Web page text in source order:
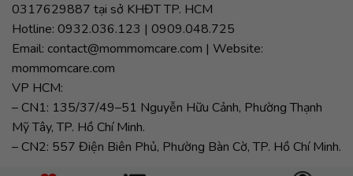
0317629887 tại sở KHĐT TP. HCM
Hotline: 0932.036.123 | 0909.048.725
Email: contact@mommomcare.com | Website:
mommomcare.com
VP HCM:
– CN1: 135/37/49–51 Nguyễn Hữu Cảnh, Phường Thạnh
Mỹ Tây, TP. Hồ Chí Minh.
– CN2: 557 Điện Biên Phủ, Phường Bàn Cờ, TP. Hồ Chí Minh.